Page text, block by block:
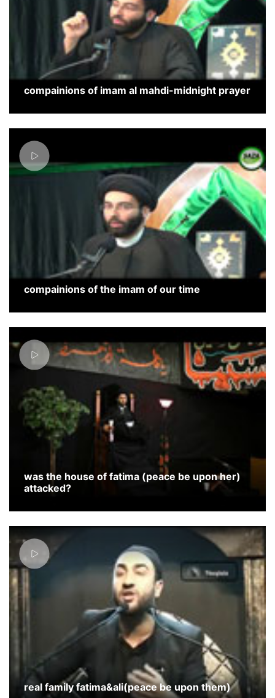
compainions of imam al mahdi-midnight prayer
compainions of the imam of our time
was the house of fatima (peace be upon her)
attacked?
real family fatima&ali(peace be upon them)